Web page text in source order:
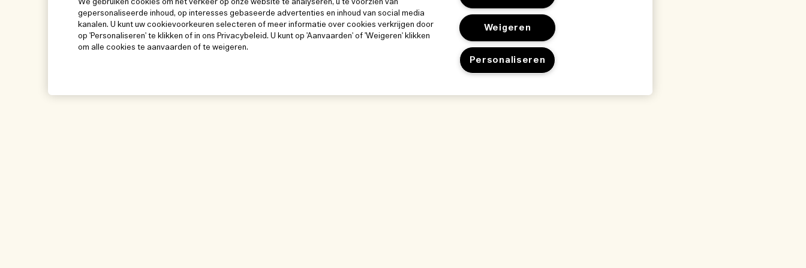
gepersonaliseerde inhoud, op interesses gebaseerde advertenties en inhoud van social media
kanalen. U kunt uw cookievoorkeuren selecteren of meer informatie over cookies verkrijgen door
op 'Personaliseren' te klikken of in ons Privacybeleid. U kunt op 'Aanvaarden' of 'Weigeren' klikken
om alle cookies te aanvaarden of te weigeren.
Weigeren
Personaliseren